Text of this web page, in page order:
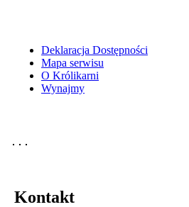
Deklaracja Dostępności
Mapa serwisu
O Królikarni
Wynajmy
Kontakt